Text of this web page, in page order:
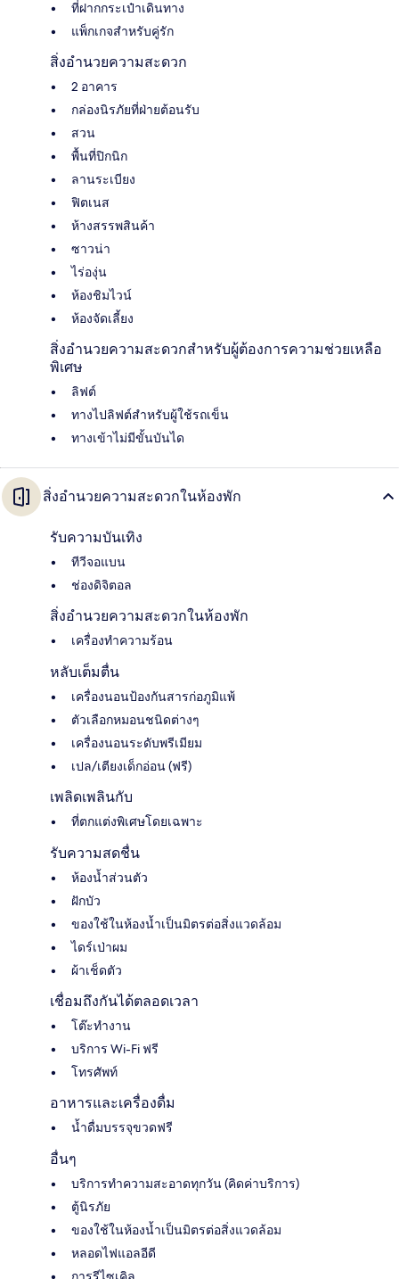
ที่ฝากกระเป๋าเดินทาง
แพ็กเกจสำหรับคู่รัก
สิ่งอำนวยความสะดวก
2 อาคาร
กล่องนิรภัยที่ฝ่ายต้อนรับ
สวน
พื้นที่ปิกนิก
ลานระเบียง
ฟิตเนส
ห้างสรรพสินค้า
ซาวน่า
ไร่องุ่น
ห้องชิมไวน์
ห้องจัดเลี้ยง
สิ่งอำนวยความสะดวกสำหรับผู้ต้องการความช่วยเหลือ
พิเศษ
ลิฟต์
ทางไปลิฟต์สำหรับผู้ใช้รถเข็น
ทางเข้าไม่มีขั้นบันได
สิ่งอำนวยความสะดวกในห้องพัก
รับความบันเทิง
ทีวีจอแบน
ช่องดิจิตอล
สิ่งอำนวยความสะดวกในห้องพัก
เครื่องทำความร้อน
หลับเต็มตื่น
เครื่องนอนป้องกันสารก่อภูมิแพ้
ตัวเลือกหมอนชนิดต่างๆ
เครื่องนอนระดับพรีเมียม
เปล/เตียงเด็กอ่อน (ฟรี)
เพลิดเพลินกับ
ที่ตกแต่งพิเศษโดยเฉพาะ
รับความสดชื่น
ห้องน้ำส่วนตัว
ฝักบัว
ของใช้ในห้องน้ำเป็นมิตรต่อสิ่งแวดล้อม
ไดร์เป่าผม
ผ้าเช็ดตัว
เชื่อมถึงกันได้ตลอดเวลา
โต๊ะทำงาน
บริการ Wi-Fi ฟรี
โทรศัพท์
อาหารและเครื่องดื่ม
น้ำดื่มบรรจุขวดฟรี
อื่นๆ
บริการทำความสะอาดทุกวัน (คิดค่าบริการ)
ตู้นิรภัย
ของใช้ในห้องน้ำเป็นมิตรต่อสิ่งแวดล้อม
หลอดไฟแอลอีดี